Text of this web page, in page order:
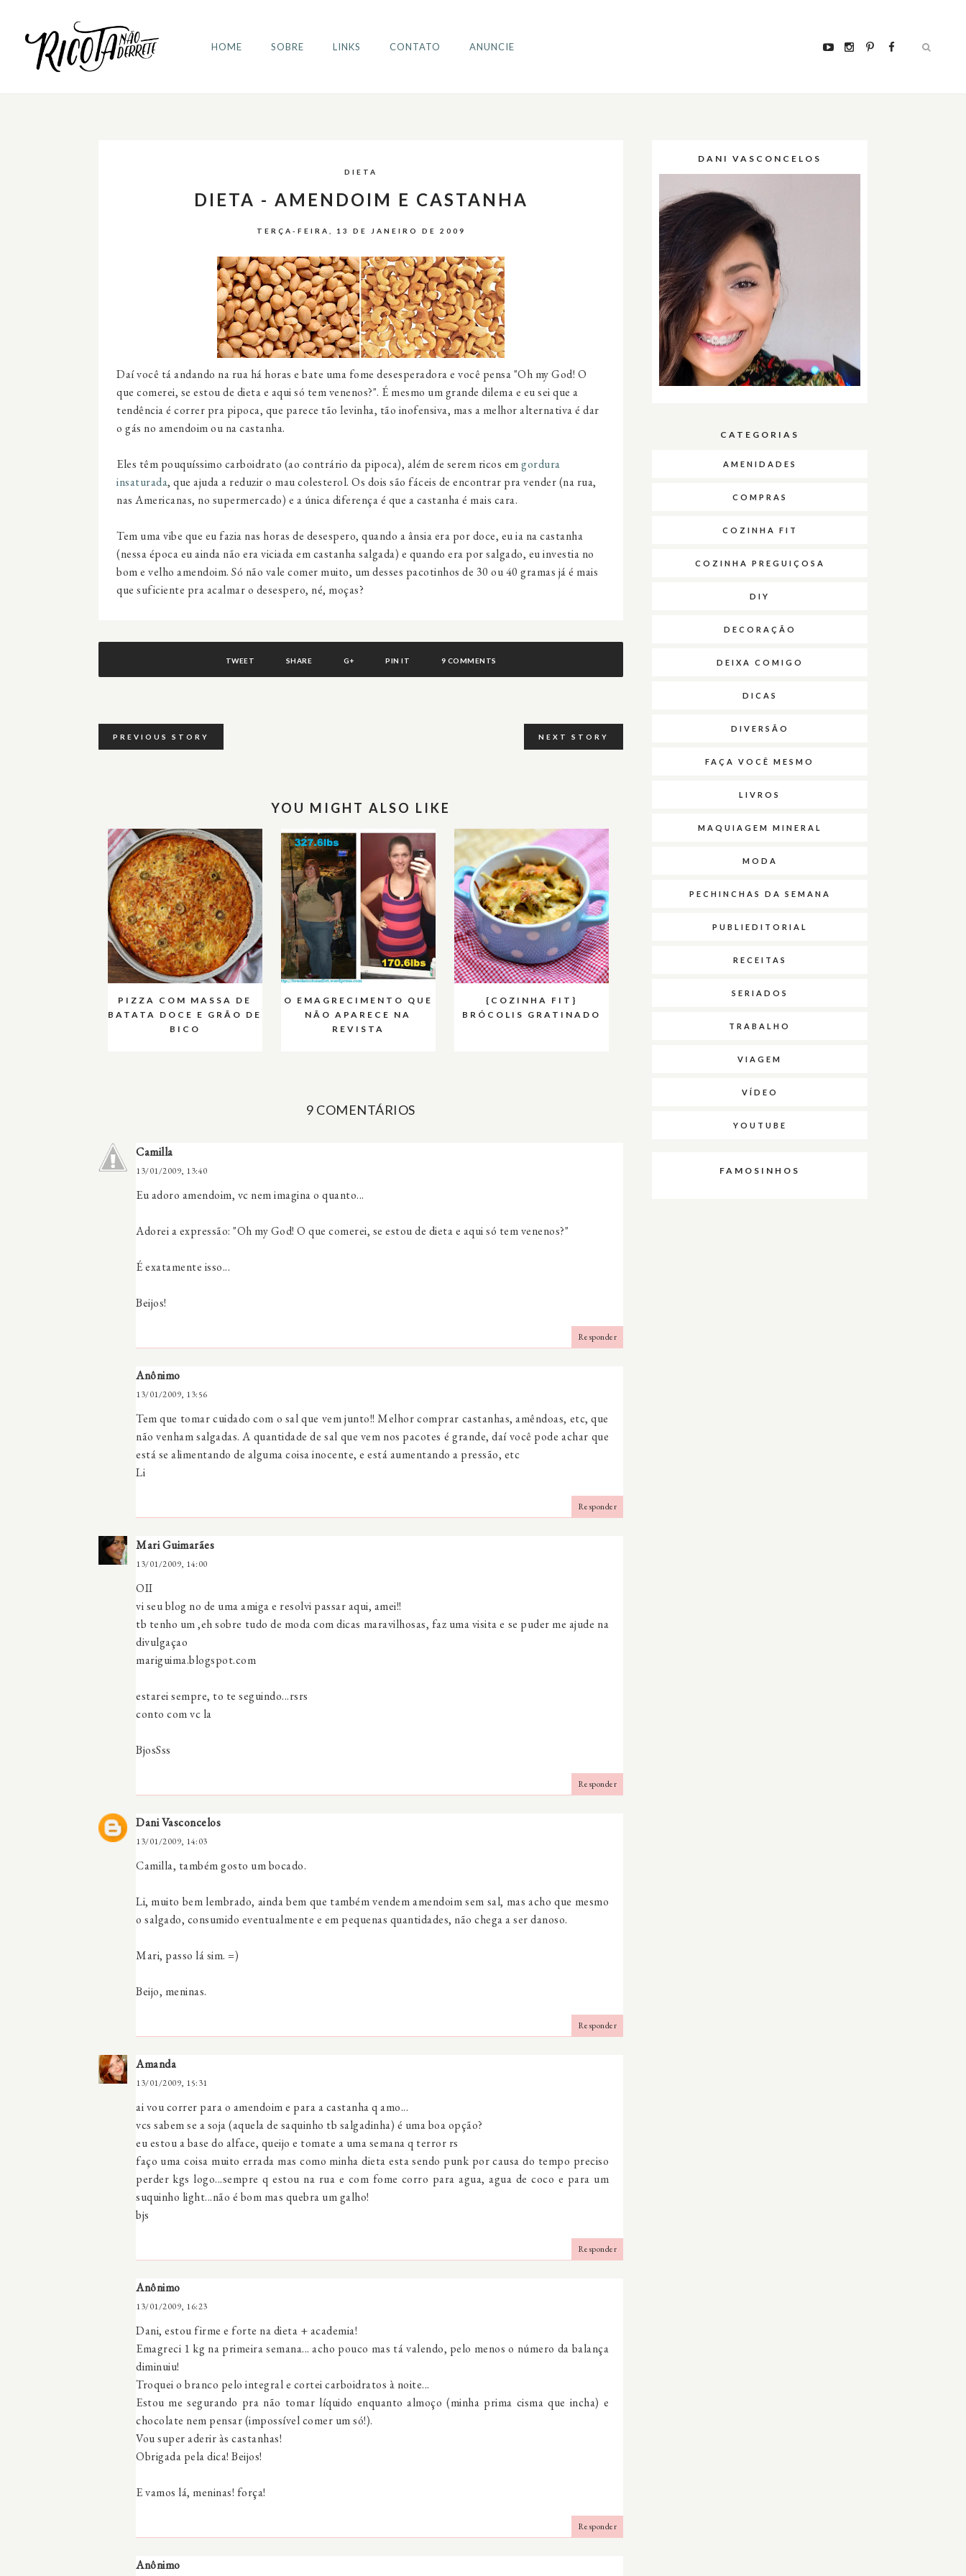
HOME SOBRE LINKS CONTATO ANUNCIE
DIETA
DIETA - AMENDOIM E CASTANHA
TERÇA-FEIRA, 13 DE JANEIRO DE 2009
Daí você tá andando na rua há horas e bate uma fome desesperadora e você pensa "Oh my God! O
que comerei, se estou de dieta e aqui só tem venenos?". É mesmo um grande dilema e eu sei que a
tendência é correr pra pipoca, que parece tão levinha, tão inofensiva, mas a melhor alternativa é dar
o gás no amendoim ou na castanha.
Eles têm pouquíssimo carboidrato (ao contrário da pipoca), além de serem ricos emgordura
insaturada, que ajuda a reduzir o mau colesterol. Os dois são fáceis de encontrar pra vender (na rua,
nas Americanas, no supermercado) e a única diferença é que a castanha é mais cara.
Tem uma vibe que eu fazia nas horas de desespero, quando a ânsia era por doce, eu ia na castanha
(nessa época eu ainda não era viciada em castanha salgada) e quando era por salgado, eu investia no
bom e velho amendoim. Só não vale comer muito, um desses pacotinhos de 30 ou 40 gramas já é mais
que suficiente pra acalmar o desespero, né, moças?
TWEET SHARE G+ PIN IT 9 COMMENTS
PREVIOUS STORY NEXT STORY
YOU MIGHT ALSO LIKE
PIZZA COM MASSA DE
BATATA DOCE E GRÃO DE
BICO
O EMAGRECIMENTO QUE
NÃO APARECE NA
REVISTA
{COZINHA FIT}
BRÓCOLIS GRATINADO
9 COMENTÁRIOS
Camilla
13/01/2009, 13:40
Eu adoro amendoim, vc nem imagina o quanto...
Adorei a expressão: "Oh my God! O que comerei, se estou de dieta e aqui só tem venenos?"
É exatamente isso...
Beijos!
Responder
Anônimo
13/01/2009, 13:56
Tem que tomar cuidado com o sal que vem junto!! Melhor comprar castanhas, amêndoas, etc, que
não venham salgadas. A quantidade de sal que vem nos pacotes é grande, daí você pode achar que
está se alimentando de alguma coisa inocente, e está aumentando a pressão, etc
Li
Responder
Mari Guimarães
13/01/2009, 14:00
OII
vi seu blog no de uma amiga e resolvi passar aqui, amei!!
tb tenho um ,eh sobre tudo de moda com dicas maravilhosas, faz uma visita e se puder me ajude na
divulgaçao
mariguima.blogspot.com
estarei sempre, to te seguindo...rsrs
conto com vc la
BjosSss
Responder
Dani Vasconcelos
13/01/2009, 14:03
Camilla, também gosto um bocado.
Li, muito bem lembrado, ainda bem que também vendem amendoim sem sal, mas acho que mesmo
o salgado, consumido eventualmente e em pequenas quantidades, não chega a ser danoso.
Mari, passo lá sim. =)
Beijo, meninas.
Responder
Amanda
13/01/2009, 15:31
ai vou correr para o amendoim e para a castanha q amo...
vcs sabem se a soja (aquela de saquinho tb salgadinha) é uma boa opção?
eu estou a base do alface, queijo e tomate a uma semana q terror rs
faço uma coisa muito errada mas como minha dieta esta sendo punk por causa do tempo preciso
perder kgs logo...sempre q estou na rua e com fome corro para agua, agua de coco e para um
suquinho light...não é bom mas quebra um galho!
bjs
Responder
Anônimo
13/01/2009, 16:23
Dani, estou firme e forte na dieta + academia!
Emagreci 1 kg na primeira semana... acho pouco mas tá valendo, pelo menos o número da balança
diminuiu!
Troquei o branco pelo integral e cortei carboidratos à noite...
Estou me segurando pra não tomar líquido enquanto almoço (minha prima cisma que incha) e
chocolate nem pensar (impossível comer um só!).
Vou super aderir às castanhas!
Obrigada pela dica! Beijos!
E vamos lá, meninas! força!
Responder
Anônimo
DANI VASCONCELOS
CATEGORIAS
AMENIDADES
COMPRAS
COZINHA FIT
COZINHA PREGUIÇOSA
DIY
DECORAÇÃO
DEIXA COMIGO
DICAS
DIVERSÃO
FAÇA VOCÊ MESMO
LIVROS
MAQUIAGEM MINERAL
MODA
PECHINCHAS DA SEMANA
PUBLIEDITORIAL
RECEITAS
SERIADOS
TRABALHO
VIAGEM
VÍDEO
YOUTUBE
FAMOSINHOS